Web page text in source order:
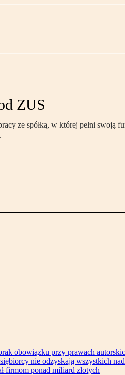
ZUS
ze spółką, w której pełni
obowiązku przy prawach
nie odzyskają wszystkich
firmom ponad miliard złotych